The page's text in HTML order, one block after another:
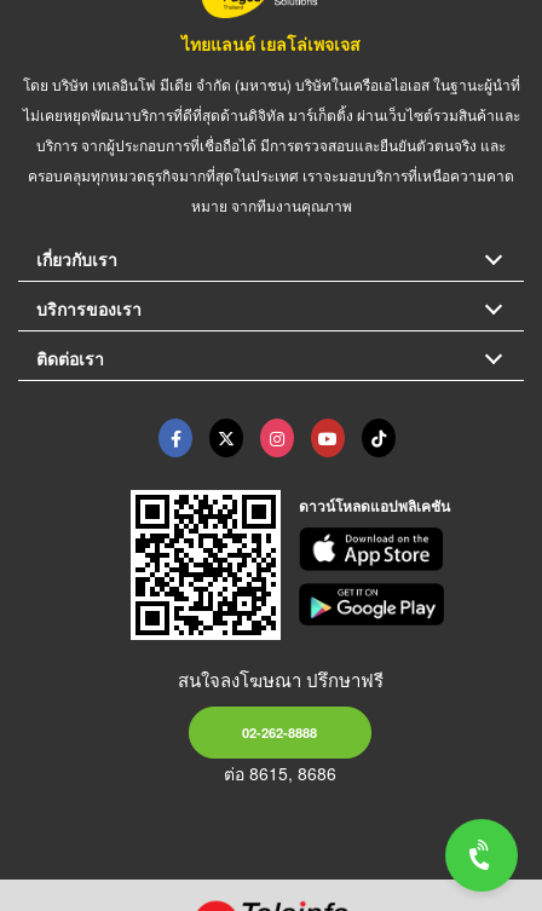
ไทยแลนด์ เยลโล่เพจเจส
โดย บริษัท เทเลอินโฟ มีเดีย จำกัด (มหาชน) บริษัทในเครือเอไอเอส ในฐานะผู้นำที่
ไม่เคยหยุดพัฒนาบริการที่ดีที่สุดด้านดิจิทัล มาร์เก็ตติ้ง ผ่านเว็บไซต์รวมสินค้าและ
บริการ จากผู้ประกอบการที่เชื่อถือได้ มีการตรวจสอบและยืนยันตัวตนจริง และ
ครอบคลุมทุกหมวดธุรกิจมากที่สุดในประเทศ เราจะมอบบริการที่เหนือความคาด
หมาย จากทีมงานคุณภาพ
เกี่ยวกับเรา
บริการของเรา
ติดต่อเรา
ดาวน์โหลดแอปพลิเคชัน
สนใจลงโฆษณา ปรึกษาฟรี
02-262-8888
ต่อ 8615, 8686